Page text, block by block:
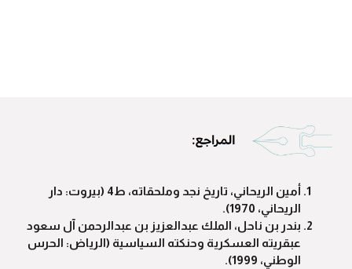
أمين الريحاني، تاريخ نجد وملحقاته، ط4 (بيروت: دار
الريحاني، 1970).
بندر بن ناحل، الملك عبدالعزيز بن عبدالرحمن آل سعود
عبقريته العسكرية وحنكته السياسية (الرياض: الحرس
الوطني، 1999).